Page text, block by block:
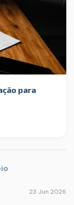
para
23 Jun 2026